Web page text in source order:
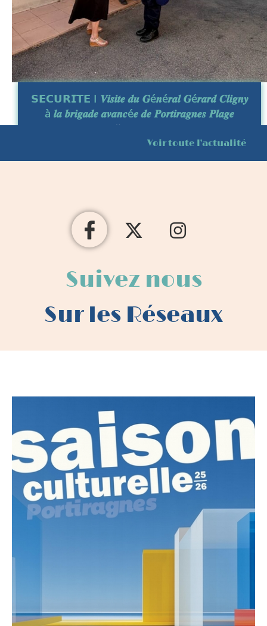
𝗦𝗘𝗖𝗨𝗥𝗜𝗧𝗘 I 𝑽𝒊𝒔𝒊𝒕𝒆 𝒅𝒖 𝑮é𝒏é𝒓𝒂𝒍 𝑮é𝒓𝒂𝒓𝒅 𝑪𝒍𝒊𝒈𝒏𝒚
à 𝒍𝒂 𝒃𝒓𝒊𝒈𝒂𝒅𝒆 𝒂𝒗𝒂𝒏𝒄é𝒆 𝒅𝒆 𝑷𝒐𝒓𝒕𝒊𝒓𝒂𝒈𝒏𝒆𝒔 𝑷𝒍𝒂𝒈𝒆
Voir toute l'actualité
Suivez nous
Sur les Réseaux